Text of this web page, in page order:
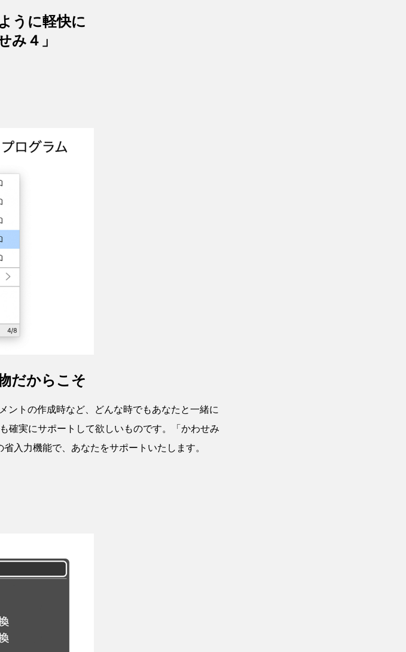
うに軽快に
み４」
だからこそ
ントの作成時など、どんな時でもあなたと一緒に
確実にサポートして欲しいものです。「かわせみ
入力機能で、あなたをサポートいたします。